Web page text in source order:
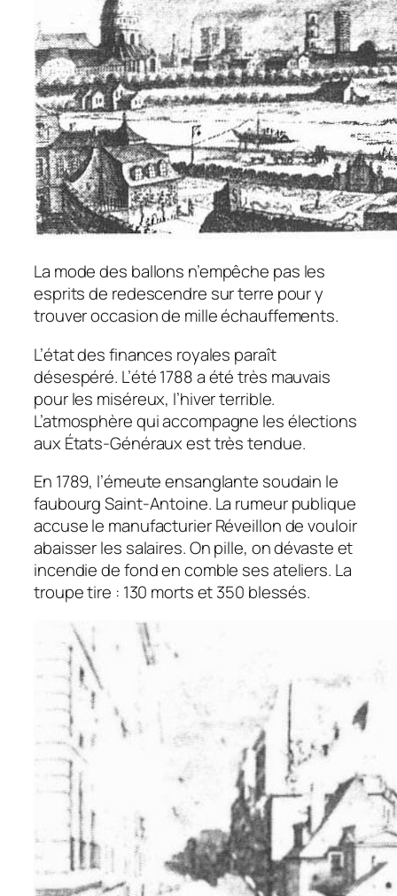
La mode des ballons n’empêche pas les
esprits de redescendre sur terre pour y
trouver occasion de mille échauffements.
L’état des finances royales paraît
désespéré. L’été 1788 a été très mauvais
pour les miséreux, l’hiver terrible.
L’atmosphère qui accompagne les élections
aux États-Généraux est très tendue.
En 1789, l’émeute ensanglante soudain le
faubourg Saint-Antoine. La rumeur publique
accuse le manufacturier Réveillon de vouloir
abaisser les salaires. On pille, on dévaste et
incendie de fond en comble ses ateliers. La
troupe tire : 130 morts et 350 blessés.